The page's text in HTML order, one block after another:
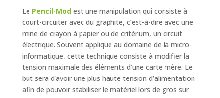
Le Pencil-Modest une manipulation qui consiste à
court-circuiter avec du graphite, c’est-à-dire avec une
mine de crayon à papier ou de critérium, un circuit
électrique. Souvent appliqué au domaine de la micro-
informatique, cette technique consiste à modifier la
tension maximale des éléments d’une carte mère. Le
but sera d’avoir une plus haute tension d’alimentation
afin de pouvoir stabiliser le matériel lors de gros sur